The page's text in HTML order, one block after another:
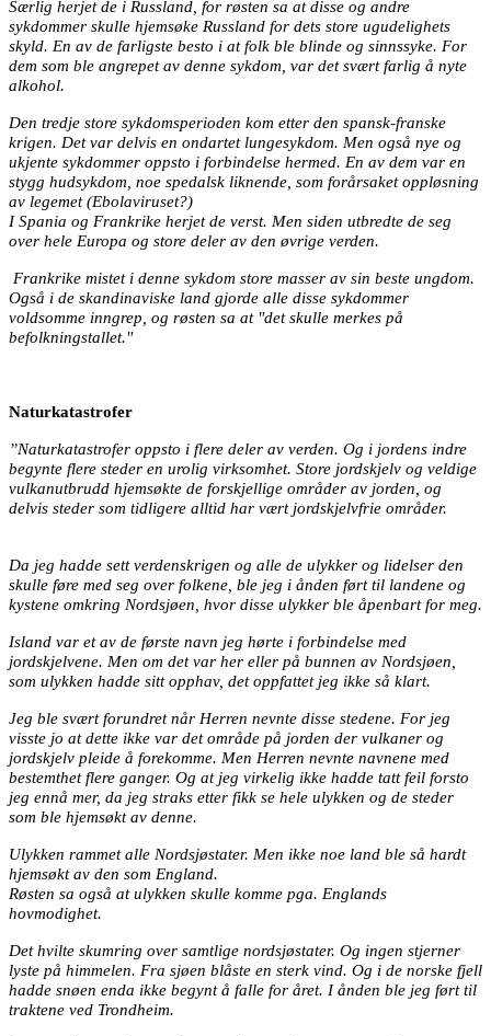
Særlig herjet de i Russland, for røsten sa at disse og andre
sykdommer skulle hjemsøke Russland for dets store ugudelighets
skyld. En av de farligste besto i at folk ble blinde og sinnssyke. For
dem som ble angrepet av denne sykdom, var det svært farlig å nyte
alkohol.
Den tredje store sykdomsperioden kom etter den spansk-franske
krigen. Det var delvis en ondartet lungesykdom. Men også nye og
ukjente sykdommer oppsto i forbindelse hermed. En av dem var en
stygg hudsykdom, noe spedalsk liknende, som forårsaket oppløsning
av legemet (Ebolaviruset?)
I Spania og Frankrike herjet de verst. Men siden utbredte de seg
over hele Europa og store deler av den øvrige verden.
Frankrike mistet i denne sykdom store masser av sin beste ungdom.
Også i de skandinaviske land gjorde alle disse sykdommer
voldsomme inngrep, og røsten sa at "det skulle merkes på
befolkningstallet."
Naturkatastrofer
”Naturkatastrofer oppsto i flere deler av verden. Og i jordens indre
begynte flere steder en urolig virksomhet. Store jordskjelv og veldige
vulkanutbrudd hjemsøkte de forskjellige områder av jorden, og
delvis steder som tidligere alltid har vært jordskjelvfrie områder.
Da jeg hadde sett verdenskrigen og alle de ulykker og lidelser den
skulle føre med seg over folkene, ble jeg i ånden ført til landene og
kystene omkring Nordsjøen, hvor disse ulykker ble åpenbart for meg.
Island var et av de første navn jeg hørte i forbindelse med
jordskjelvene. Men om det var her eller på bunnen av Nordsjøen,
som ulykken hadde sitt opphav, det oppfattet jeg ikke så klart.
Jeg ble svært forundret når Herren nevnte disse stedene. For jeg
visste jo at dette ikke var det område på jorden der vulkaner og
jordskjelv pleide å forekomme. Men Herren nevnte navnene med
bestemthet flere ganger. Og at jeg virkelig ikke hadde tatt feil forsto
jeg ennå mer, da jeg straks etter fikk se hele ulykken og de steder
som ble hjemsøkt av denne.
Ulykken rammet alle Nordsjøstater. Men ikke noe land ble så hardt
hjemsøkt av den som England.
Røsten sa også at ulykken skulle komme pga. Englands
hovmodighet.
Det hvilte skumring over samtlige nordsjøstater. Og ingen stjerner
lyste på himmelen. Fra sjøen blåste en sterk vind. Og i de norske fjell
hadde snøen enda ikke begynt å falle for året. I ånden ble jeg ført til
traktene ved Trondheim.